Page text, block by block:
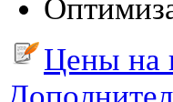
Цены на